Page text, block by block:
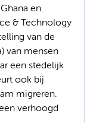
en
& Technology
van de
van mensen
een stedelijk
ook bij
migreren.
verhoogd